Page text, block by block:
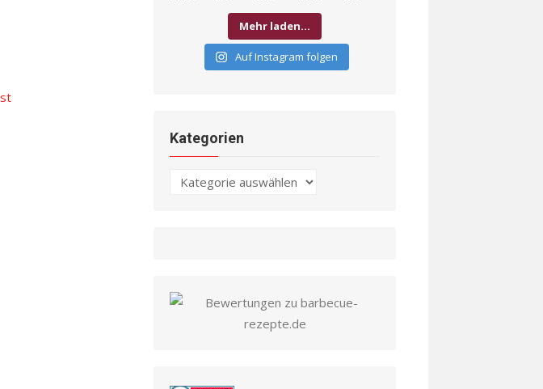
Mehr laden…
Auf Instagram folgen
Kategorien
Kategorien